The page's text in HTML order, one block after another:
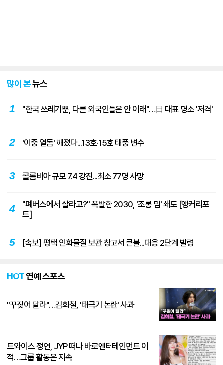
많이 본뉴스
1 "한국 쓰레기뿐, 다른 외국인들은 안 이래"…日 대표 명소 '저격'
2 '이중 열돔' 깨졌다...13호·15호 태풍 변수
3 콜롬비아 규모 7.4 강진...최소 77명 사망
4
"폐버스에서 살라고?" 폭발한 2030, '조롱 밈' 쇄도 [앵커리포
트]
5 [속보] 평택 인화물질 보관 창고서 큰불...대응 2단계 발령
HOT연예 스포츠
"꾸짖어 달라"…김희철, '태극기 논란' 사과
트와이스 정연, JYP 떠나 바로엔터테인먼트 이
적…그룹 활동은 지속